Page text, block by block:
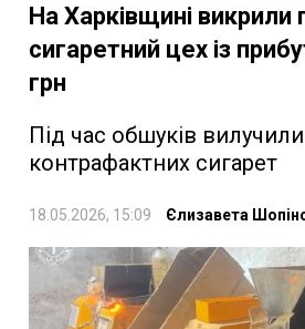
На Харківщині викрили
сигаретний цех із
грн
Під час обшуків
контрафактних сигарет
18.05.2026, 15:09 Єлизавета